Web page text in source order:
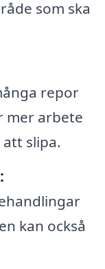
som ska
repor
mer arbete
slipa.
kan också